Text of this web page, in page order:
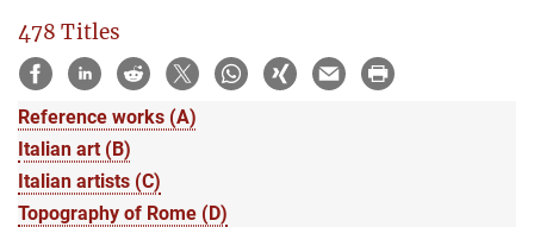
478 Titles
Reference works (A)
Italian art (B)
Italian artists (C)
Topography of Rome (D)